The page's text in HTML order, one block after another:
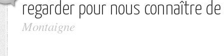
regarder pour nous connaître
Montaigne